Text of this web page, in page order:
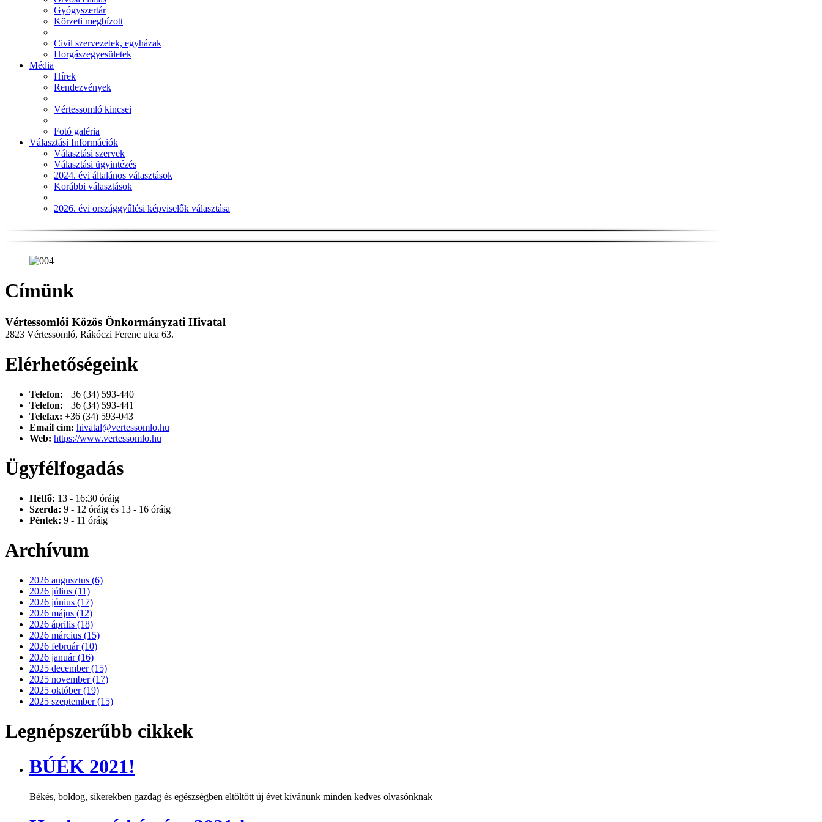
Gyógyszertár
Körzeti megbízott
Civil szervezetek, egyházak
Horgászegyesületek
Média
Hírek
Rendezvények
Vértessomló kincsei
Fotó galéria
Választási Információk
Választási szervek
Választási ügyintézés
2024. évi általános választások
Korábbi választások
2026. évi országgyűlési képviselők választása
Címünk
Vértessomlói Közös Önkormányzati Hivatal
2823 Vértessomló, Rákóczi Ferenc utca 63.
Elérhetőségeink
Telefon: +36 (34) 593-440
Telefon: +36 (34) 593-441
Telefax: +36 (34) 593-043
Email cím: hivatal@vertessomlo.hu
Web: https://www.vertessomlo.hu
Ügyfélfogadás
Hétfő: 13 - 16:30 óráig
Szerda: 9 - 12 óráig és 13 - 16 óráig
Péntek: 9 - 11 óráig
Archívum
2026 augusztus (6)
2026 július (11)
2026 június (17)
2026 május (12)
2026 április (18)
2026 március (15)
2026 február (10)
2026 január (16)
2025 december (15)
2025 november (17)
2025 október (19)
2025 szeptember (15)
Legnépszerűbb cikkek
BÚÉK 2021!
Békés, boldog, sikerekben gazdag és egészségben eltöltött új évet kívánunk minden kedves olvasónknak